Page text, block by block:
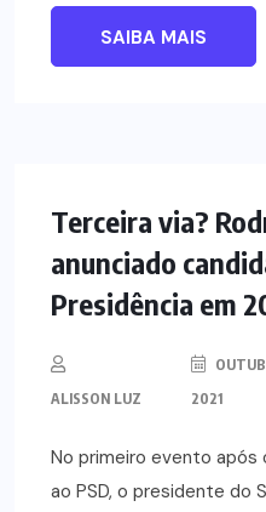
SAIBA MAIS
Terceira via?
anunciado
Presidência em
ALISSON LUZ
2021
No primeiro evento após
ao PSD, o presidente do